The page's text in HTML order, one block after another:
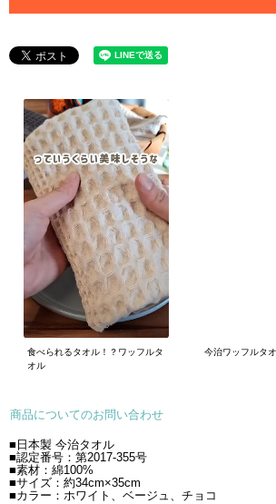
食べられるタオル！？ワッフルタ
オル
今治ワッフルタ
商品についてのお問い合わせ
■日本製 今治タオル
■認定番号：第2017-355号
■素材：綿100%
■サイズ：約34cm×35cm
■カラー：ホワイト、ベージュ、チョコ